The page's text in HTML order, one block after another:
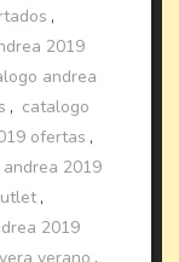
,
2019
andrea
, catalogo
ofertas ,
2019
,
2019